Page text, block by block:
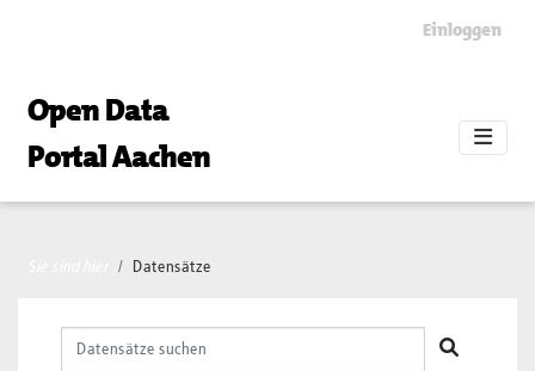
Einloggen
Open Data
Portal Aachen
Datensätze